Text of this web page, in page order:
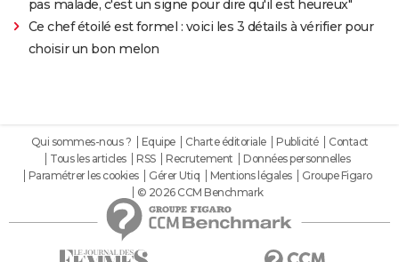
pas malade, c'est un signe pour dire qu'il est heureux"
Ce chef étoilé est formel : voici les 3 détails à vérifier pour
choisir un bon melon
Qui sommes-nous ? Equipe Charte éditoriale Publicité
Contact
Tous les articles
RSS Recrutement
Données personnelles
Paramétrer les cookies
Gérer Utiq Mentions légales
Groupe Figaro
© 2026 CCM Benchmark